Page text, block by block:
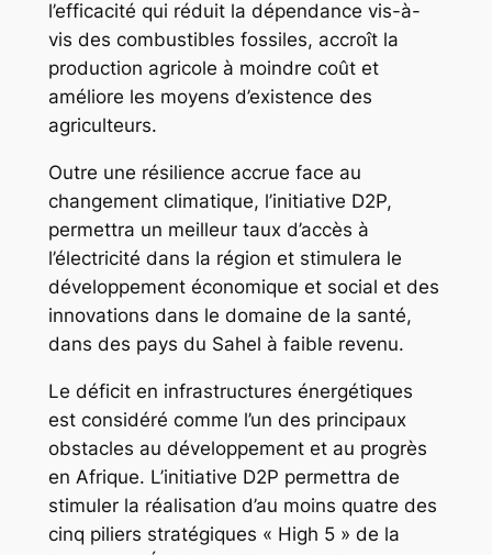
l’efficacité qui réduit la dépendance vis-à-
vis des combustibles fossiles, accroît la
production agricole à moindre coût et
améliore les moyens d’existence des
agriculteurs.
Outre une résilience accrue face au
changement climatique, l’initiative D2P,
permettra un meilleur taux d’accès à
l’électricité dans la région et stimulera le
développement économique et social et des
innovations dans le domaine de la santé,
dans des pays du Sahel à faible revenu.
Le déficit en infrastructures énergétiques
est considéré comme l’un des principaux
obstacles au développement et au progrès
en Afrique. L’initiative D2P permettra de
stimuler la réalisation d’au moins quatre des
cinq piliers stratégiques « High 5 » de la